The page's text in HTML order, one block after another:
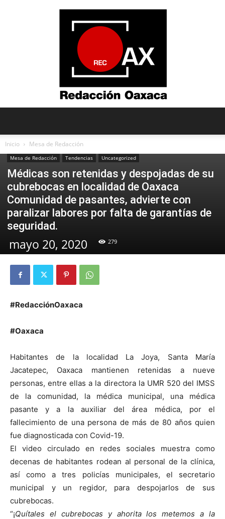
Oaxaca
Inicio Mesa de Redacción
Mesa de Redacción Tendencias Uncategorized
Médicas son retenidas y despojadas de su
cubrebocas en localidad de Oaxaca
Comunidad de pasantes, advierte con
paralizar labores por falta de garantías de
seguridad.
mayo 20, 2020 279
#RedacciónOaxaca
#Oaxaca
Habitantes de la localidad La Joya, Santa María
Jacatepec, Oaxaca mantienen retenidas a nueve
personas, entre ellas a la directora la UMR 520 del IMSS
de la comunidad, la médica municipal, una médica
pasante y a la auxiliar del área médica, por el
fallecimiento de una persona de más de 80 años quien
fue diagnosticada con Covid-19.
El video circulado en redes sociales muestra como
decenas de habitantes rodean al personal de la clínica,
así como a tres policías municipales, el secretario
municipal y un regidor, para despojarlos de sus
cubrebocas.
“¡Quítales el cubrebocas y ahorita los metemos a la